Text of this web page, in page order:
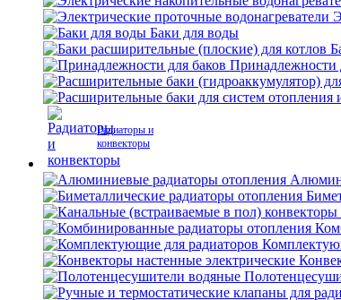
Баки для воды
Принадлежности
Радиаторы и
конвекторы